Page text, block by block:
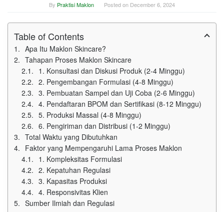
By Praktisi Maklon Posted on December 6, 2024
Table of Contents
Apa Itu Maklon Skincare?
Tahapan Proses Maklon Skincare
1. Konsultasi dan Diskusi Produk (2-4 Minggu)
2. Pengembangan Formulasi (4-8 Minggu)
3. Pembuatan Sampel dan Uji Coba (2-6 Minggu)
4. Pendaftaran BPOM dan Sertifikasi (8-12 Minggu)
5. Produksi Massal (4-8 Minggu)
6. Pengiriman dan Distribusi (1-2 Minggu)
Total Waktu yang Dibutuhkan
Faktor yang Mempengaruhi Lama Proses Maklon
1. Kompleksitas Formulasi
2. Kepatuhan Regulasi
3. Kapasitas Produksi
4. Responsivitas Klien
Sumber Ilmiah dan Regulasi